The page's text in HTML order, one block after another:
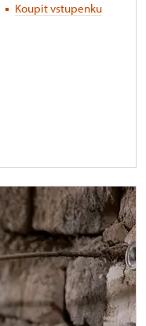
Koupit vstupenku